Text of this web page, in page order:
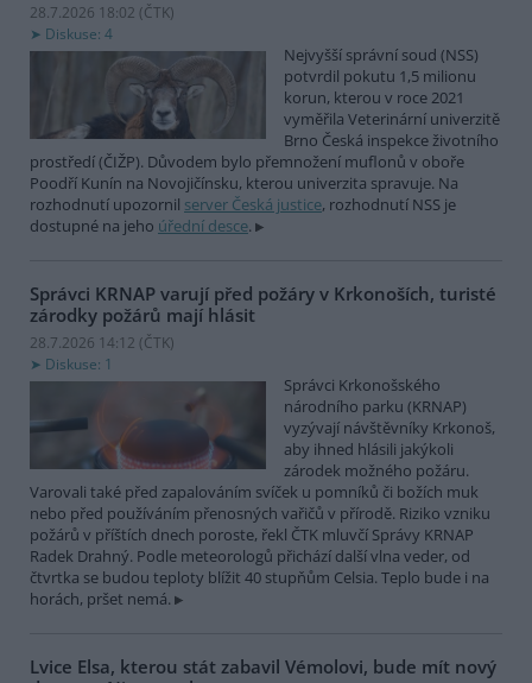
28.7.2026 18:02 (ČTK)
Diskuse: 4
Nejvyšší správní soud (NSS)
potvrdil pokutu 1,5 milionu
korun, kterou v roce 2021
vyměřila Veterinární univerzitě
Brno Česká inspekce životního
prostředí (ČIŽP). Důvodem bylo přemnožení muflonů v oboře
Poodří Kunín na Novojičínsku, kterou univerzita spravuje. Na
rozhodnutí upozornil server Česká justice, rozhodnutí NSS je
dostupné na jeho úřední desce.
Správci KRNAP varují před požáry v Krkonoších, turisté
zárodky požárů mají hlásit
28.7.2026 14:12 (ČTK)
Diskuse: 1
Správci Krkonošského
národního parku (KRNAP)
vyzývají návštěvníky Krkonoš,
aby ihned hlásili jakýkoli
zárodek možného požáru.
Varovali také před zapalováním svíček u pomníků či božích muk
nebo před používáním přenosných vařičů v přírodě. Riziko vzniku
požárů v příštích dnech poroste, řekl ČTK mluvčí Správy KRNAP
Radek Drahný. Podle meteorologů přichází další vlna veder, od
čtvrtka se budou teploty blížit 40 stupňům Celsia. Teplo bude i na
horách, pršet nemá.
Lvice Elsa, kterou stát zabavil Vémolovi, bude mít nový